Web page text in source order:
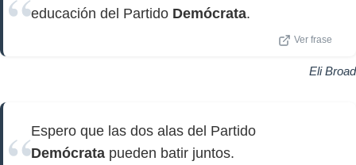
educación del Partido Demócrata.
Ver frase
Eli Broad
Espero que las dos alas del Partido
Demócrata pueden batir juntos.